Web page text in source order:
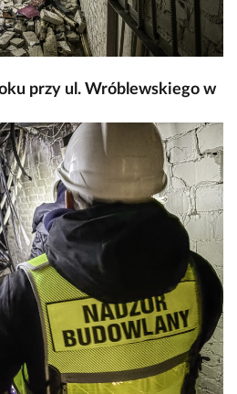
przy ul. Wróblewskiego w